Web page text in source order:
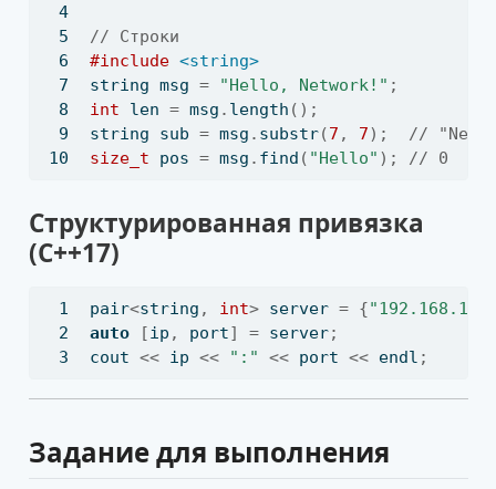
// Строки
#include <string>
string msg = "Hello, Network!" ;
int len = msg . length ();
string sub = msg . substr(7 , 7);
//
size_t pos = msg . find ( "Hello" ); // 0
Структурированная привязка
(C++17)
pair<string , int> server = {
auto
[ip , port] = server;
cout << ip << ":" << port << endl ;
Задание для выполнения